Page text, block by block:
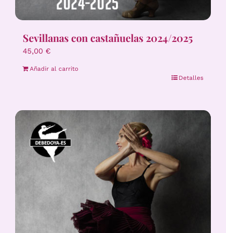
Sevillanas con castañuelas 2024/2025
45,00 €
Añadir al carrito
Detalles